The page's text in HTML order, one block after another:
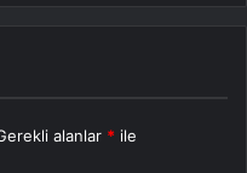
alanlar * ile